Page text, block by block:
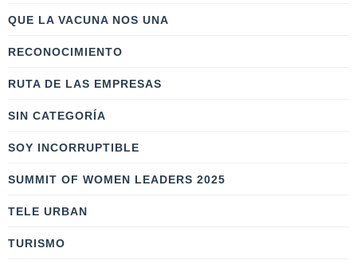
QUE LA VACUNA NOS UNA
RECONOCIMIENTO
RUTA DE LAS EMPRESAS
SIN CATEGORÍA
SOY INCORRUPTIBLE
SUMMIT OF WOMEN LEADERS 2025
TELE URBAN
TURISMO